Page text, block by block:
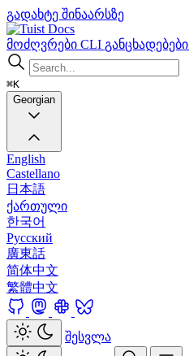
გადახტე შინაარსზე
Docs
მოძღვრები CLI განცხადებები
⌘K
Georgian
English
Castellano
日本語
ქართული
한국어
Русский
廣東話
简体中文
繁體中文
შესვლა